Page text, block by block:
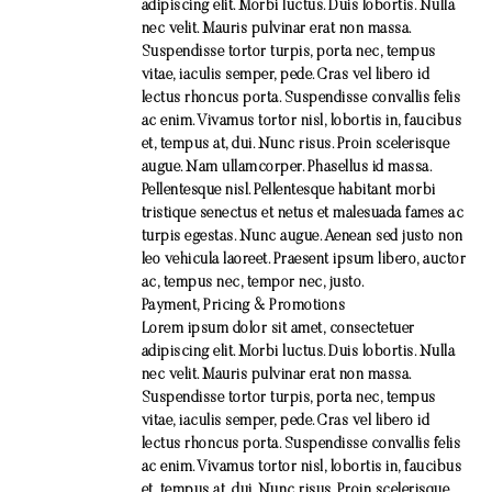
adipiscing elit. Morbi luctus. Duis lobortis. Nulla
nec velit. Mauris pulvinar erat non massa.
Suspendisse tortor turpis, porta nec, tempus
vitae, iaculis semper, pede. Cras vel libero id
lectus rhoncus porta. Suspendisse convallis felis
ac enim. Vivamus tortor nisl, lobortis in, faucibus
et, tempus at, dui. Nunc risus. Proin scelerisque
augue. Nam ullamcorper. Phasellus id massa.
Pellentesque nisl. Pellentesque habitant morbi
tristique senectus et netus et malesuada fames ac
turpis egestas. Nunc augue. Aenean sed justo non
leo vehicula laoreet. Praesent ipsum libero, auctor
ac, tempus nec, tempor nec, justo.
Payment, Pricing & Promotions
Lorem ipsum dolor sit amet, consectetuer
adipiscing elit. Morbi luctus. Duis lobortis. Nulla
nec velit. Mauris pulvinar erat non massa.
Suspendisse tortor turpis, porta nec, tempus
vitae, iaculis semper, pede. Cras vel libero id
lectus rhoncus porta. Suspendisse convallis felis
ac enim. Vivamus tortor nisl, lobortis in, faucibus